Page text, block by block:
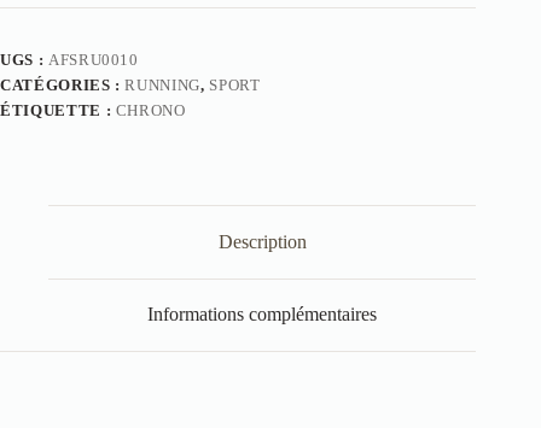
UGS : AFSRU0010
CATÉGORIES :RUNNING, SPORT
ÉTIQUETTE : CHRONO
Description
Informations complémentaires